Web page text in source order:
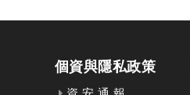
個資與隱私政策